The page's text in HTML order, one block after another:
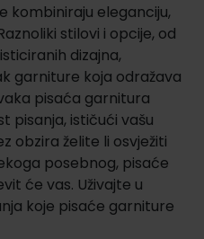
kombiniraju eleganciju,
stilovi i opcije, od
dizajna,
garniture koja odražava
pisaća garnitura
pisanja, ističući vašu
obzira želite li osvježiti
posebnog, pisaće
će vas. Uživajte u
koje pisaće garniture